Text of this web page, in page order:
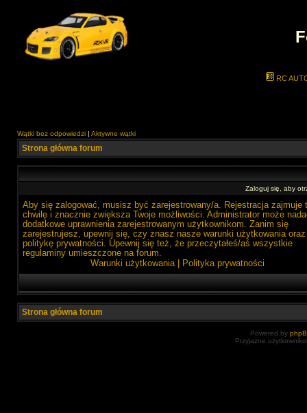
RC
Wątki bez odpowiedzi | Aktywne wątki
Strona główna forum
Zaloguj się, aby
Aby się zalogować, musisz być zarejestrowany/a. Rejestracja zajmuje
chwilę i znacznie zwiększa Twoje możliwości. Administrator może
dodatkowe uprawnienia zarejestrowanym użytkownikom. Zanim się
zarejestrujesz, upewnij się, czy znasz nasze warunki użytkowania oraz
politykę prywatności. Upewnij się też, że przeczytałeś/aś wszystkie
regulaminy umieszczone na forum.
Warunki użytkowania| Polityka prywatności
Strona główna forum
Powered by
Przyjazne